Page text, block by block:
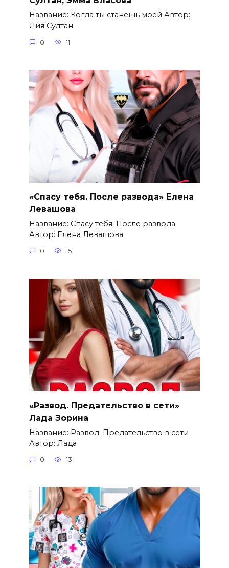
Название: Когда ты станешь моей Автор:
Лия Султан
0 11
«Спасу тебя. После развода» Елена
Левашова
Название: Спасу тебя. После развода
Автор: Елена Левашова
0 15
«Развод. Предательство в сети»
Лада Зорина
Название: Развод. Предательство в сети
Автор: Лада
0 13